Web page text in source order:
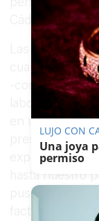
Cádiz,
Las
cuando los
-con sede
laboral en la
en una nave
exportación
hasta nuestro
pusieron al
facturación
LUJO CON
Una joya
permiso